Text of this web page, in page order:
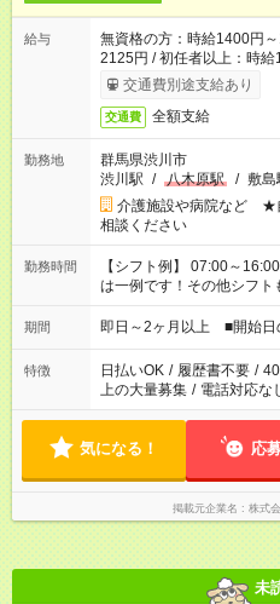
給与
無資格の方：時給1400円
2125円 / 初任者以上：時
交通費別途支給あり
交通費 全額支給
勤務地
群馬県渋川市
渋川駅 / 八木原駅 / 敷島
介護施設や病院など ★
相談ください
勤務時間
【シフト例】 07:00～16:00
は一例です！その他シフト
期間 即日～2ヶ月以上 ■開始日
特徴 日払いOK / 履歴書不要 /
上の大量募集 / 電話対応な
気になる！ 応
掲載元企業名 株式
未